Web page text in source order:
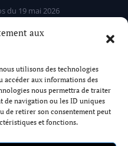
aux
utilisons des technologies
accéder aux informations des
nous permettra de traiter
de navigation ou les ID uniques
de retirer son consentement peut
et fonctions.
du 19 mai 2026
Distress 24 mars 2026
Distress 5 mars 2026